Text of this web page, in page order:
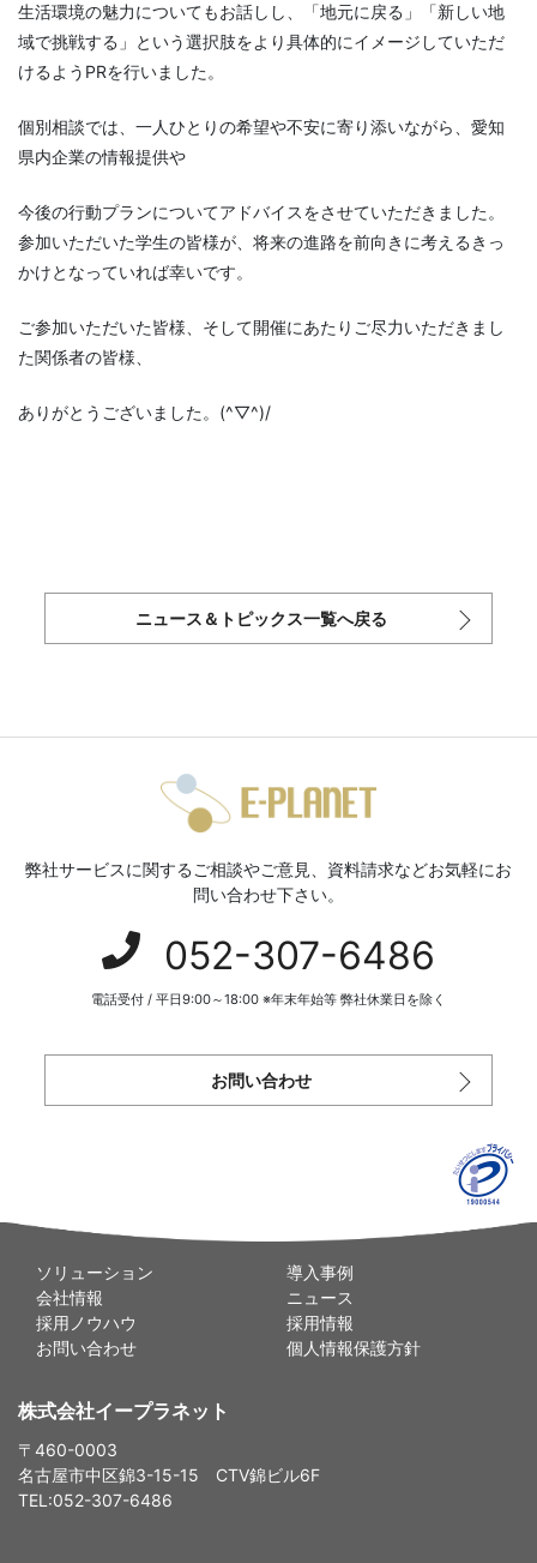
生活環境の魅力についてもお話しし、「地元に戻る」「新しい地
域で挑戦する」という選択肢をより具体的にイメージしていただ
けるようPRを行いました。
個別相談では、一人ひとりの希望や不安に寄り添いながら、愛知
県内企業の情報提供や
今後の行動プランについてアドバイスをさせていただきました。
参加いただいた学生の皆様が、将来の進路を前向きに考えるきっ
かけとなっていれば幸いです。
ご参加いただいた皆様、そして開催にあたりご尽力いただきまし
た関係者の皆様、
ありがとうございました。(^▽^)/
ニュース＆トピックス一覧へ戻る
弊社サービスに関するご相談やご意見、資料請求などお気軽にお
問い合わせ下さい。
052-307-6486
電話受付 / 平日9:00～18:00 ※年末年始等 弊社休業日を除く
お問い合わせ
ソリューション
導入事例
会社情報
ニュース
採用ノウハウ
採用情報
お問い合わせ
個人情報保護方針
株式会社イープラネット
〒460-0003
名古屋市中区錦3-15-15 CTV錦ビル6F
TEL:052-307-6486